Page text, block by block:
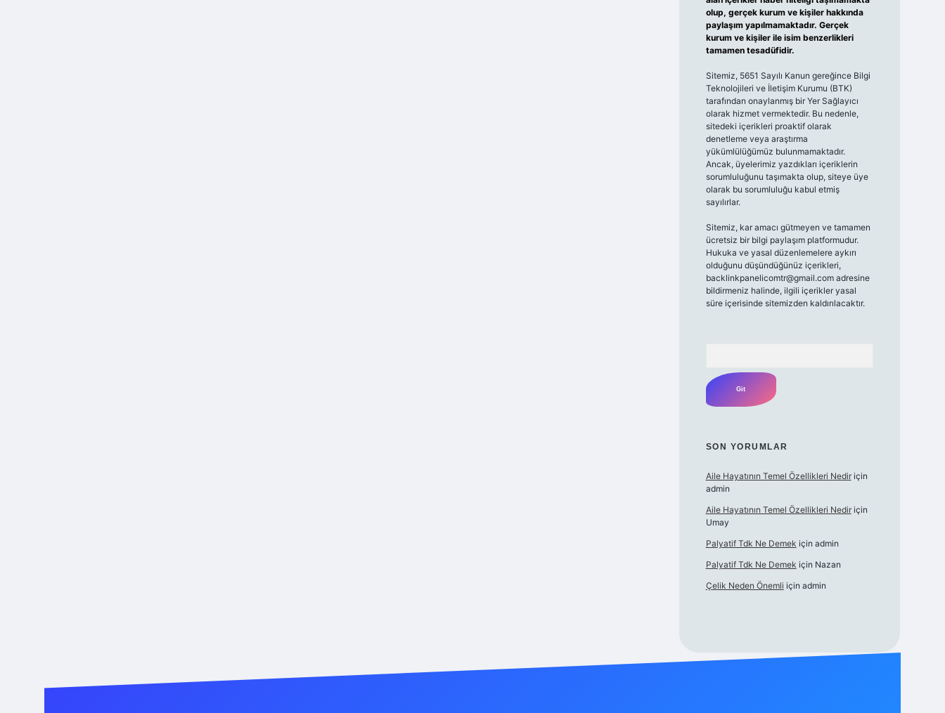
olup, gerçek kurum ve kişiler hakkında
paylaşım yapılmamaktadır. Gerçek
kurum ve kişiler ile isim benzerlikleri
tamamen tesadüfidir.
Sitemiz, 5651 Sayılı Kanun gereğince Bilgi
Teknolojileri ve İletişim Kurumu (BTK)
tarafından onaylanmış bir Yer Sağlayıcı
olarak hizmet vermektedir. Bu nedenle,
sitedeki içerikleri proaktif olarak
denetleme veya araştırma
yükümlülüğümüz bulunmamaktadır.
Ancak, üyelerimiz yazdıkları içeriklerin
sorumluluğunu taşımakta olup, siteye üye
olarak bu sorumluluğu kabul etmiş
sayılırlar.
Sitemiz, kar amacı gütmeyen ve tamamen
ücretsiz bir bilgi paylaşım platformudur.
Hukuka ve yasal düzenlemelere aykırı
olduğunu düşündüğünüz içerikleri,
backlinkpanelicomtr@gmail.comadresine
bildirmeniz halinde, ilgili içerikler yasal
süre içerisinde sitemizden kaldırılacaktır.
SON YORUMLAR
Aile Hayatının Temel Özellikleri Nediriçin
admin
Aile Hayatının Temel Özellikleri Nediriçin
Umay
Palyatif Tdk Ne Demek için admin
Palyatif Tdk Ne Demek için Nazan
Çelik Neden Önemli için admin